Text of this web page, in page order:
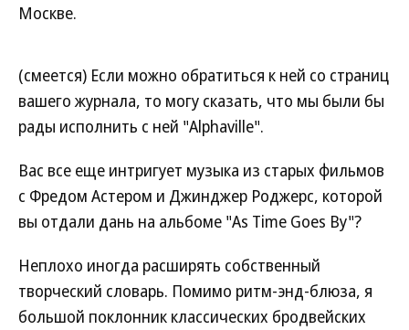
Москве.
(смеется) Если можно обратиться к ней со страниц
вашего журнала, то могу сказать, что мы были бы
рады исполнить с ней "Alphaville".
Вас все еще интригует музыка из старых фильмов
с Фредом Астером и Джинджер Роджерс, которой
вы отдали дань на альбоме "As Time Goes By"?
Неплохо иногда расширять собственный
творческий словарь. Помимо ритм-энд-блюза, я
большой поклонник классических бродвейских